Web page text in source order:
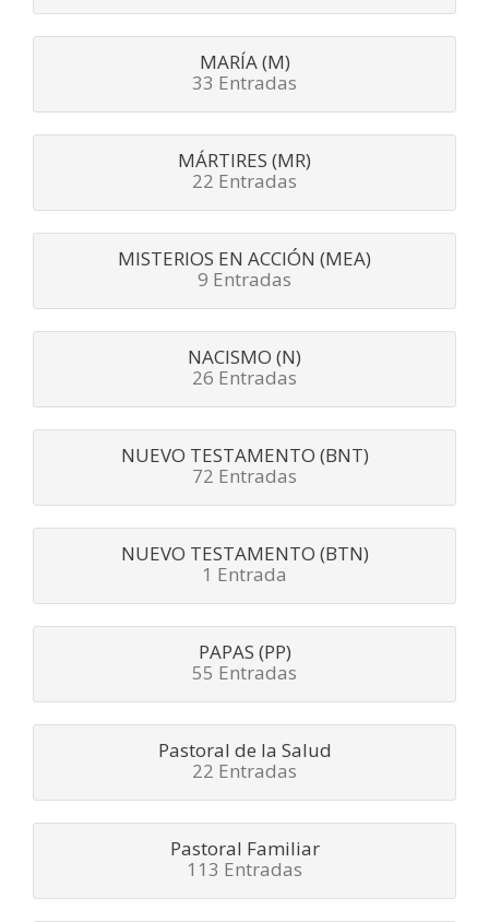
MARÍA (M)
33 Entradas
MÁRTIRES (MR)
22 Entradas
MISTERIOS EN ACCIÓN (MEA)
9 Entradas
NACISMO (N)
26 Entradas
NUEVO TESTAMENTO (BNT)
72 Entradas
NUEVO TESTAMENTO (BTN)
1 Entrada
PAPAS (PP)
55 Entradas
Pastoral de la Salud
22 Entradas
Pastoral Familiar
113 Entradas